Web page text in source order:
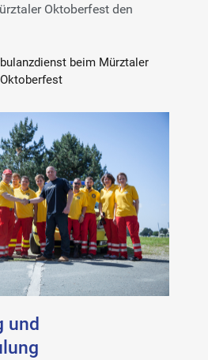
Oktoberfest den
beim Mürztaler
Oktoberfest
und